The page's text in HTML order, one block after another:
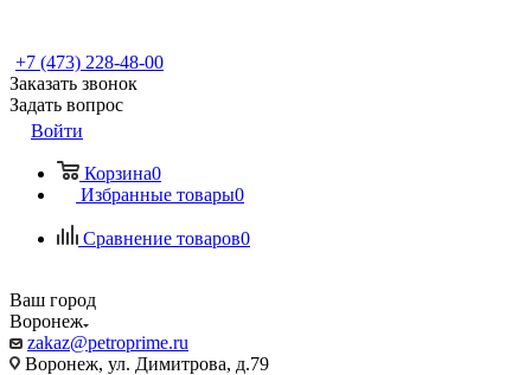
+7 (473) 228-48-00
Заказать звонок
Задать вопрос
Войти
Корзина0
Избранные товары0
Сравнение товаров0
Ваш город
Воронеж
zakaz@petroprime.ru
Воронеж, ул. Димитрова, д.79